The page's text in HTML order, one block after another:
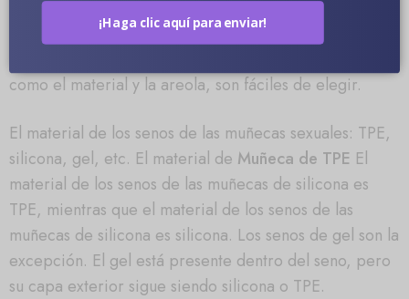
opción de senos
OTRAS OPCIONES
como el material y la areola, son fáciles de elegir.
El material de los senos de las muñecas sexuales: TPE,
silicona, gel, etc. El material de Muñeca de TPE El
material de los senos de las muñecas de silicona es
TPE, mientras que el material de los senos de las
muñecas de silicona es silicona. Los senos de gel son la
excepción. El gel está presente dentro del seno, pero
su capa exterior sigue siendo silicona o TPE.
¡Haga clic aquí para enviar!